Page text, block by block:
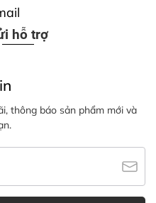
hỗ trợ
thông báo sản phẩm mới và